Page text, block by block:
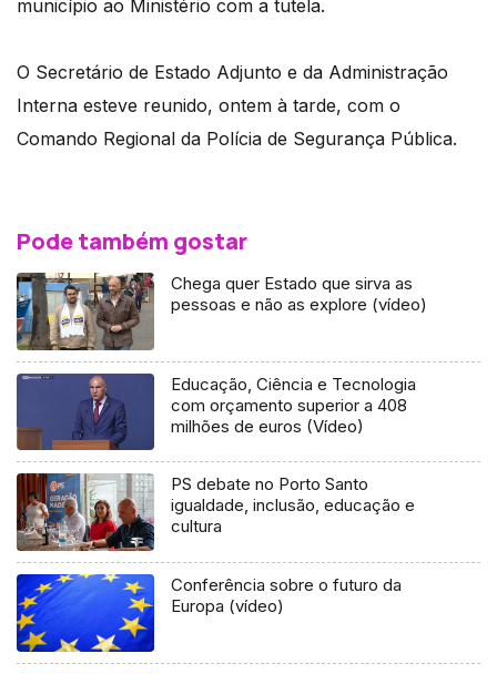
município ao Ministério com a tutela.
O Secretário de Estado Adjunto e da Administração
Interna esteve reunido, ontem à tarde, com o
Comando Regional da Polícia de Segurança Pública.
Pode também gostar
Chega quer Estado que sirva as
pessoas e não as explore (vídeo)
Educação, Ciência e Tecnologia
com orçamento superior a 408
milhões de euros (Vídeo)
PS debate no Porto Santo
igualdade, inclusão, educação e
cultura
Conferência sobre o futuro da
Europa (vídeo)